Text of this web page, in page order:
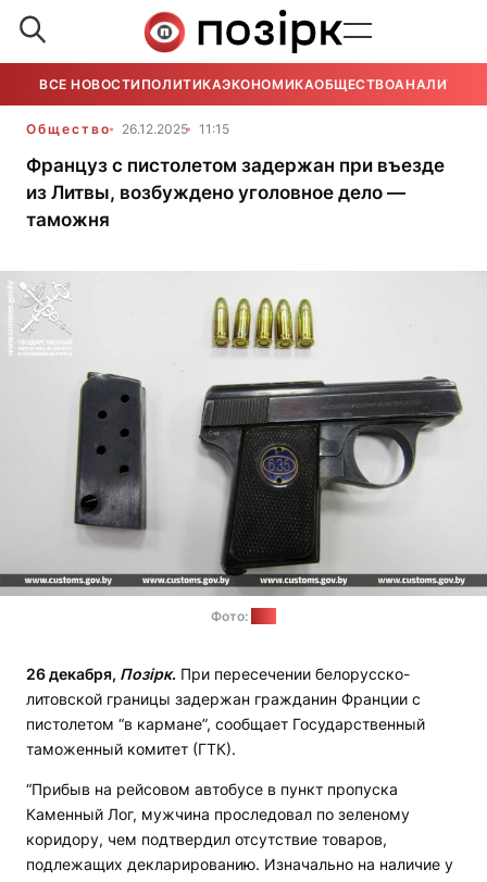
ВСЕ НОВОСТИ ПОЛИТИКАЭКОНОМИКАОБЩЕСТВОАНАЛИТИКА
Общество 26.12.2025 11:15
Француз с пистолетом задержан при въезде
из Литвы, возбуждено уголовное дело —
таможня
Фото:
26 декабря, Позірк. При пересечении белорусско-
литовской границы задержан гражданин Франции с
пистолетом “в кармане”, сообщает Государственный
таможенный комитет (ГТК).
“Прибыв на рейсовом автобусе в пункт пропуска
Каменный Лог, мужчина проследовал по зеленому
коридору, чем подтвердил отсутствие товаров,
подлежащих декларированию. Изначально на наличие у